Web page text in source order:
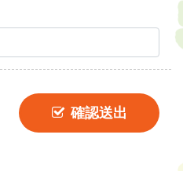
確認送出